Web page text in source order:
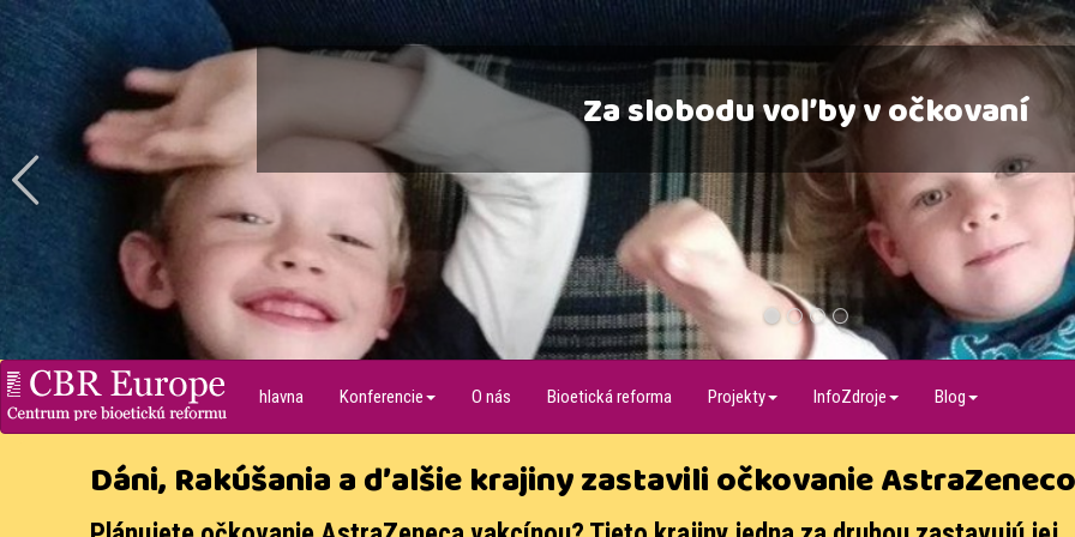
prev
1 2 3
Za slobodu voľby v očkovaní
Centrum pre bioetickú
hlavna Konferencie O nás Bioetická reforma Projekty InfoZdroje Blog
Dáni, Rakúšania a ďalšie krajiny zastavili očkovanie